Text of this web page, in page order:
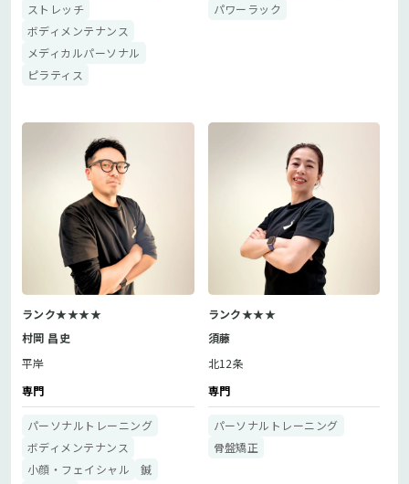
ストレッチ
ボディメンテナンス
メディカルパーソナル
ピラティス
パワーラック
ランク★★★★
村岡 昌史
平岸
専門
パーソナルトレーニング
ボディメンテナンス
小顔・フェイシャル
鍼
ランク★★★
須藤
北12条
専門
パーソナルトレーニング
骨盤矯正